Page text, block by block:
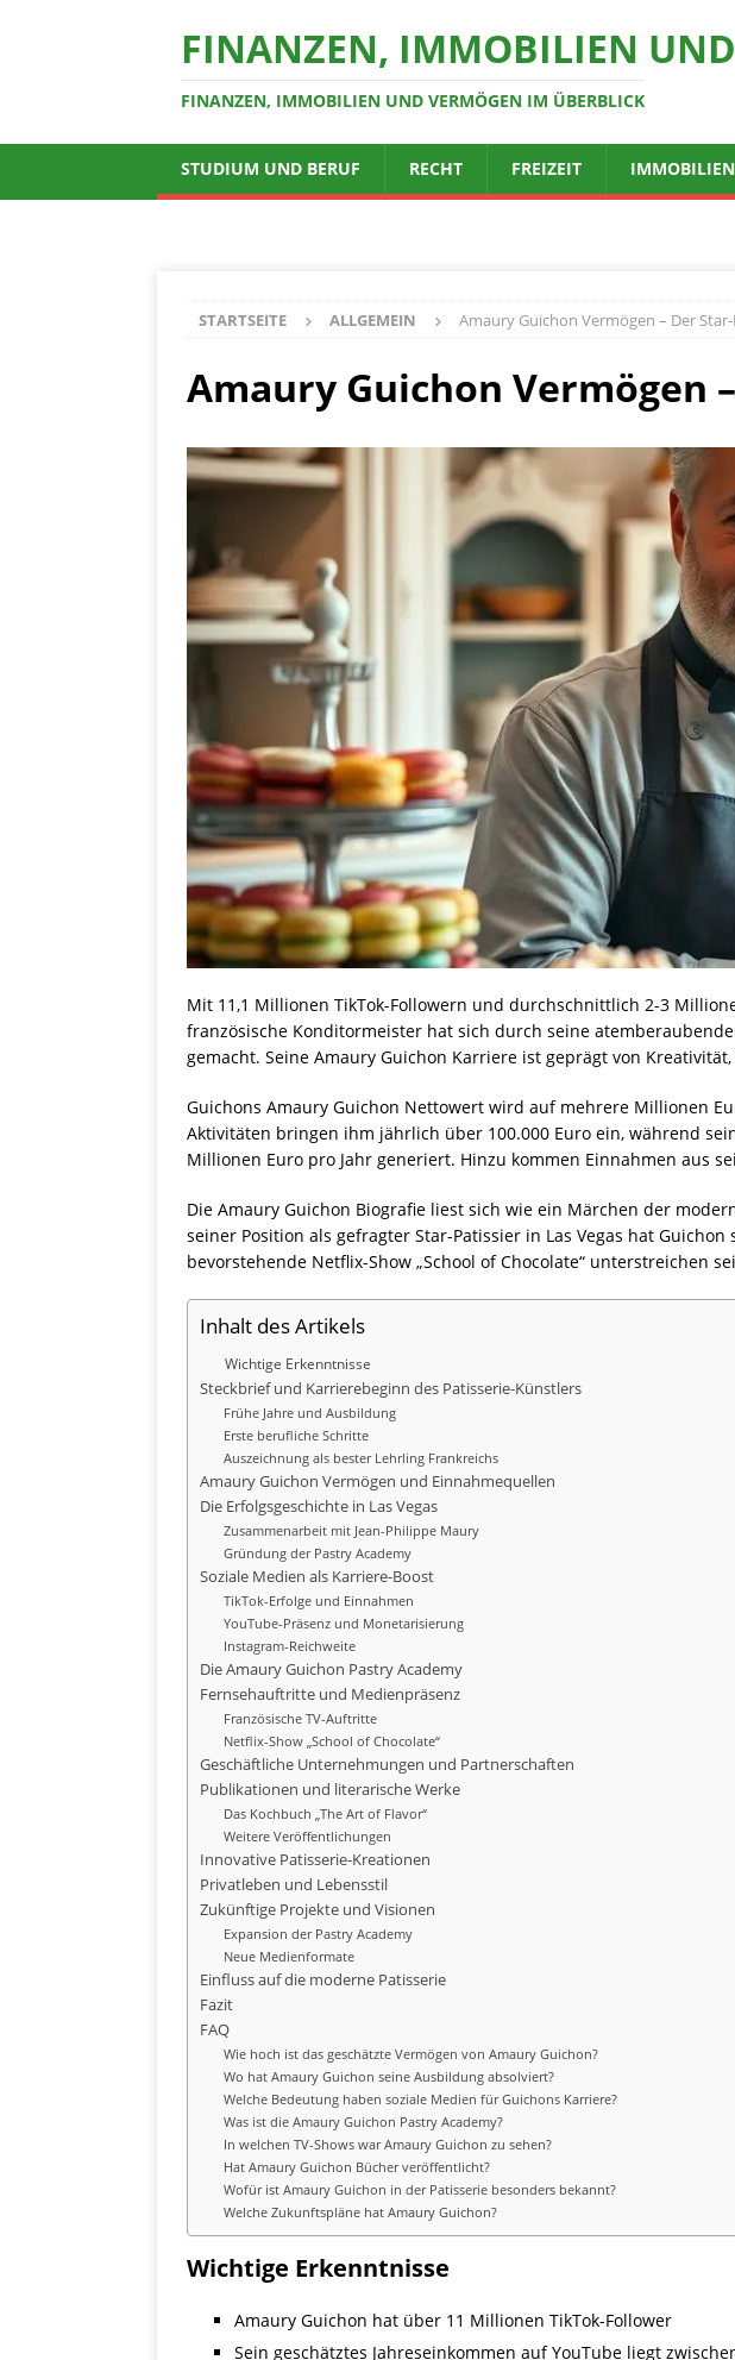
FINANZEN, IMMOBILIEN
FINANZEN, IMMOBILIEN UND VERMÖGEN IM ÜBERBLICK
STUDIUM UND BERUF RECHT FREIZEIT IMMOBILIEN
STARTSEITE ALLGEMEIN Amaury Guichon Vermögen – Der
Amaury Guichon Vermögen
Mit 11,1 Millionen TikTok-Followern und durchschnittlich 2-3
französische Konditormeister hat sich durch seine
gemacht. Seine Amaury Guichon Karriere ist geprägt von
Guichons Amaury Guichon Nettowert wird auf mehrere Millionen
Aktivitäten bringen ihm jährlich über 100.000 Euro ein, während
Millionen Euro pro Jahr generiert. Hinzu kommen Einnahmen aus
Die Amaury Guichon Biografie liest sich wie ein Märchen der
seiner Position als gefragter Star-Patissier in Las Vegas hat
bevorstehende Netflix-Show „School of Chocolate“ unterstreichen
Inhalt des Artikels
Wichtige Erkenntnisse
Steckbrief und Karrierebeginn des Patisserie-Künstlers
Frühe Jahre und Ausbildung
Erste berufliche Schritte
Auszeichnung als bester Lehrling Frankreichs
Amaury Guichon Vermögen und Einnahmequellen
Die Erfolgsgeschichte in Las Vegas
Zusammenarbeit mit Jean-Philippe Maury
Gründung der Pastry Academy
Soziale Medien als Karriere-Boost
TikTok-Erfolge und Einnahmen
YouTube-Präsenz und Monetarisierung
Instagram-Reichweite
Die Amaury Guichon Pastry Academy
Fernsehauftritte und Medienpräsenz
Französische TV-Auftritte
Netflix-Show „School of Chocolate“
Geschäftliche Unternehmungen und Partnerschaften
Publikationen und literarische Werke
Das Kochbuch „The Art of Flavor“
Weitere Veröffentlichungen
Innovative Patisserie-Kreationen
Privatleben und Lebensstil
Zukünftige Projekte und Visionen
Expansion der Pastry Academy
Neue Medienformate
Einfluss auf die moderne Patisserie
Fazit
FAQ
Wie hoch ist das geschätzte Vermögen von Amaury Guichon?
Wo hat Amaury Guichon seine Ausbildung absolviert?
Welche Bedeutung haben soziale Medien für Guichons Karriere?
Was ist die Amaury Guichon Pastry Academy?
In welchen TV-Shows war Amaury Guichon zu sehen?
Hat Amaury Guichon Bücher veröffentlicht?
Wofür ist Amaury Guichon in der Patisserie besonders bekannt?
Welche Zukunftspläne hat Amaury Guichon?
Wichtige Erkenntnisse
Amaury Guichon hat über 11 Millionen TikTok-Follower
Sein geschätztes Jahreseinkommen auf YouTube liegt